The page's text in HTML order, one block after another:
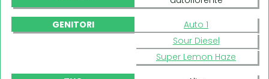
GENITORI
Auto 1
Sour Diesel
Super Lemon Haze